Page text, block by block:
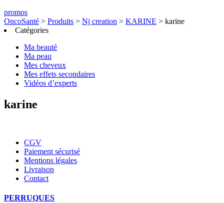
promos
OncoSanté > Produits > Nj creation > KARINE > karine
Catégories
Ma beauté
Ma peau
Mes cheveux
Mes effets secondaires
Vidéos d’experts
karine
CGV
Paiement sécurisé
Mentions légales
Livraison
Contact
PERRUQUES